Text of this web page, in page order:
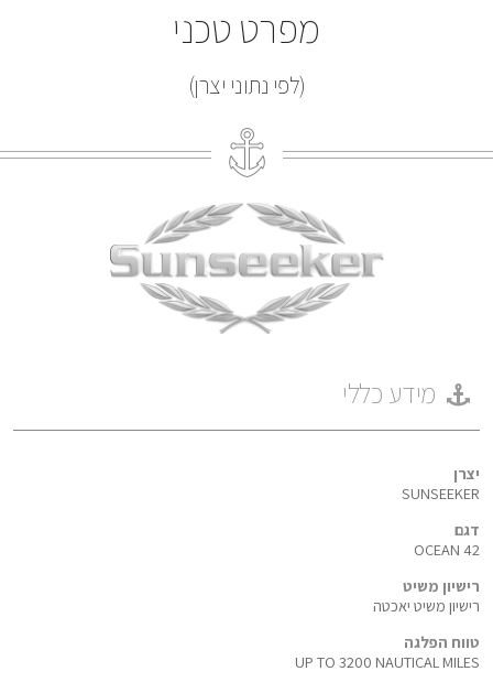
מפרט טכני
(לפי נתוני יצרן)
מידע כללי
יצרן
SUNSEEKER
דגם
OCEAN 42
רישיון משיט
רישיון משיט יאכטה
טווח הפלגה
UP TO 3200 NAUTICAL MILES